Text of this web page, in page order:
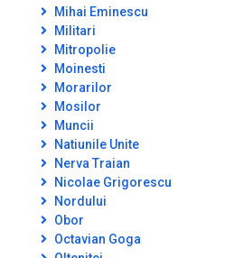
Mihai Eminescu
Militari
Mitropolie
Moinesti
Morarilor
Mosilor
Muncii
Natiunile Unite
Nerva Traian
Nicolae Grigorescu
Nordului
Obor
Octavian Goga